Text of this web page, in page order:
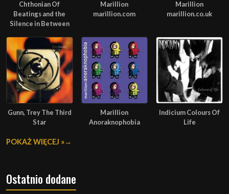
Chthonian Of
Beatings and the
Silence in Between
Marillion
marillion.com
Marillion
marillion.co.uk
Gunn, Trey The Third
Star
Marillion
Anoraknophobia
Indicium Colours Of
Life
POKAŻ WIĘCEJ »
Ostatnio dodane